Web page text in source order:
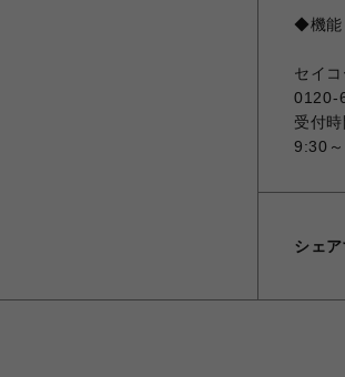
◆機能
セイ
0120-
受付時
9:30
シェ